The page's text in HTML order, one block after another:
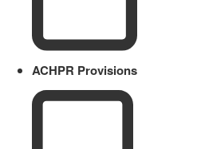
ACHPR Provisions